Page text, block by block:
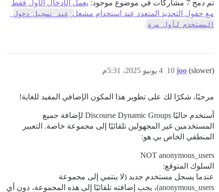
تم دمج 7 مشاركات في موضوع موجود:
يعمل الإدخال الأول فقط
مع حقول التحديد المتعدد عند استخدام مشغل
المستخدم لأول مرة
joo (slower) 4 يونيو 2025، 5:31م 10
مرحبًا، شكرًا لك على تطوير هذا المكون الإضافي المفيد للغاية!
أستخدم حاليًا Discourse Dynamic Groups لإضافة جميع
المستخدمين غير المجهولين تلقائيًا إلى مجموعة خاصة. التعبير
المنطقي الخاص بي هو:
NOT anonymous_users
السلوك المتوقع:
عندما يسجل مستخدم جديد (لا ينتمي إلى مجموعة
anonymous_users)، يجب إضافته تلقائيًا إلى هذه المجموعة، دون أي